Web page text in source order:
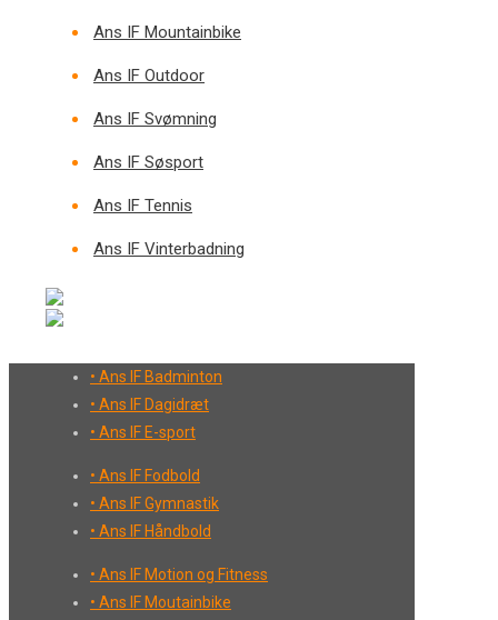
Ans IF Mountainbike
Ans IF Outdoor
Ans IF Svømning
Ans IF Søsport
Ans IF Tennis
Ans IF Vinterbadning
• Ans IF Badminton
• Ans IF Dagidræt
• Ans IF E-sport
• Ans IF Fodbold
• Ans IF Gymnastik
• Ans IF Håndbold
• Ans IF Motion og Fitness
• Ans IF Moutainbike